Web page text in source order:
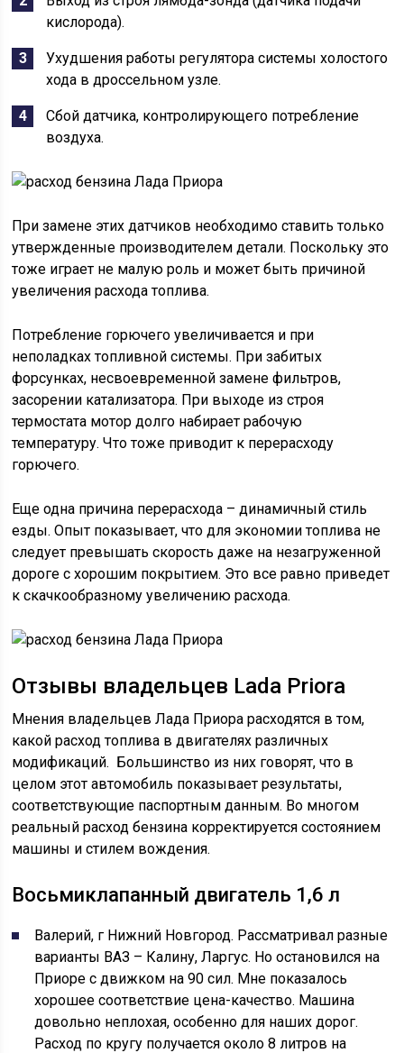
кислорода).
Ухудшения работы регулятора системы холостого
хода в дроссельном узле.
Сбой датчика, контролирующего потребление
воздуха.
При замене этих датчиков необходимо ставить только
утвержденные производителем детали. Поскольку это
тоже играет не малую роль и может быть причиной
увеличения расхода топлива.
Потребление горючего увеличивается и при
неполадках топливной системы. При забитых
форсунках, несвоевременной замене фильтров,
засорении катализатора. При выходе из строя
термостата мотор долго набирает рабочую
температуру. Что тоже приводит к перерасходу
горючего.
Еще одна причина перерасхода – динамичный стиль
езды. Опыт показывает, что для экономии топлива не
следует превышать скорость даже на незагруженной
дороге с хорошим покрытием. Это все равно приведет
к скачкообразному увеличению расхода.
Отзывы владельцев Lada Priora
Мнения владельцев Лада Приора расходятся в том,
какой расход топлива в двигателях различных
модификаций. Большинство из них говорят, что в
целом этот автомобиль показывает результаты,
соответствующие паспортным данным. Во многом
реальный расход бензина корректируется состоянием
машины и стилем вождения.
Восьмиклапанный двигатель 1,6 л
Валерий, г Нижний Новгород. Рассматривал разные
варианты ВАЗ – Калину, Ларгус. Но остановился на
Приоре с движком на 90 сил. Мне показалось
хорошее соответствие цена-качество. Машина
довольно неплохая, особенно для наших дорог.
Расход по кругу получается около 8 литров на